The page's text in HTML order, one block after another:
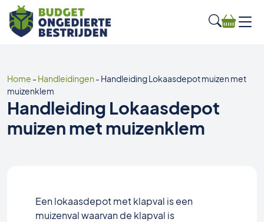
Home - Handleidingen - Handleiding Lokaasdepot muizen met
muizenklem
Handleiding Lokaasdepot
muizen met muizenklem
Een lokaasdepot met klapval is een
muizenval waarvan de klapval is